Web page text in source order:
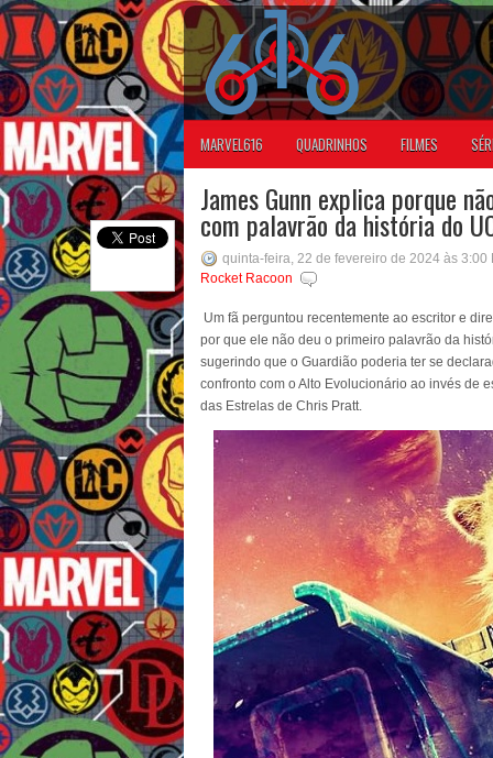
MARVEL616 QUADRINHOS FILMES
James Gunn explica porque
com palavrão da história do
quinta-feira, 22 de fevereiro de 2024 às 3:00
Rocket Racoon
Um fã perguntou recentemente ao escritor e
por que ele não deu o primeiro palavrão da
sugerindo que o Guardião poderia ter se
confronto com o Alto Evolucionário ao invés de
das Estrelas de Chris Pratt.